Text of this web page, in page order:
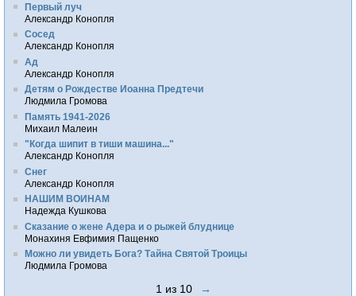
Первый луч
Александр Конопля
Сосед
Александр Конопля
Ад
Александр Конопля
Детям о Рождестве Иоанна Предтечи
Людмила Громова
Память 1941-2026
Михаил Малеин
"Когда шипит в тиши машина..."
Александр Конопля
Снег
Александр Конопля
НАШИМ ВОИНАМ
Надежда Кушкова
Сказание о жене Адера и о рыжей блуднице
Монахиня Евфимия Пащенко
Можно ли увидеть Бога? Тайна Святой Троицы
Людмила Громова
1 из 10 →